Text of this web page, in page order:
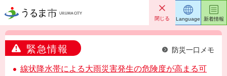
うるま市 閉じる
緊急情報 防災一口メモ
線状降水帯による大雨災害発生の危険度が高まる可
Language 新着情報